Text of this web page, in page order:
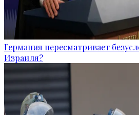
Германия пересматривает
Израиля?